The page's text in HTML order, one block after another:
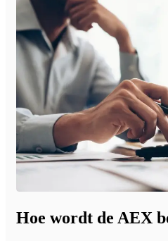
Hoe wordt de AEX